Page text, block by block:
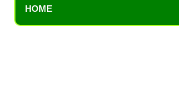
HOME